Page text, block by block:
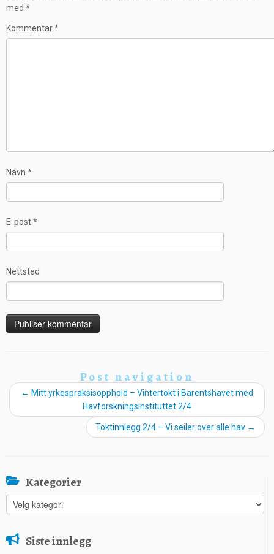
med *
Kommentar*
Navn *
E-post*
Nettsted
Post navigation
← Mitt yrkespraksisopphold – Vintertokt i Barentshavet med
Havforskningsinstituttet 2/4
Toktinnlegg 2/4 – Vi seiler over alle hav →
Kategorier
Kategorier
Siste innlegg